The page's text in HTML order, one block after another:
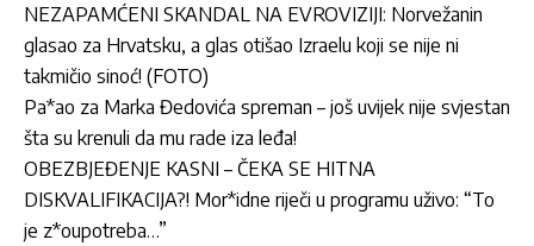
NEZAPAMĆENI SKANDAL NA EVROVIZIJI: Norvežanin
glasao za Hrvatsku, a glas otišao Izraelu koji se nije ni
takmičio sinoć! (FOTO)
Pa*ao za Marka Đedovića spreman – još uvijek nije svjestan
šta su krenuli da mu rade iza leđa!
OBEZBJEĐENJE KASNI – ČEKA SE HITNA
DISKVALIFIKACIJA?! Mor*idne riječi u programu uživo: “To
je z*oupotreba…”